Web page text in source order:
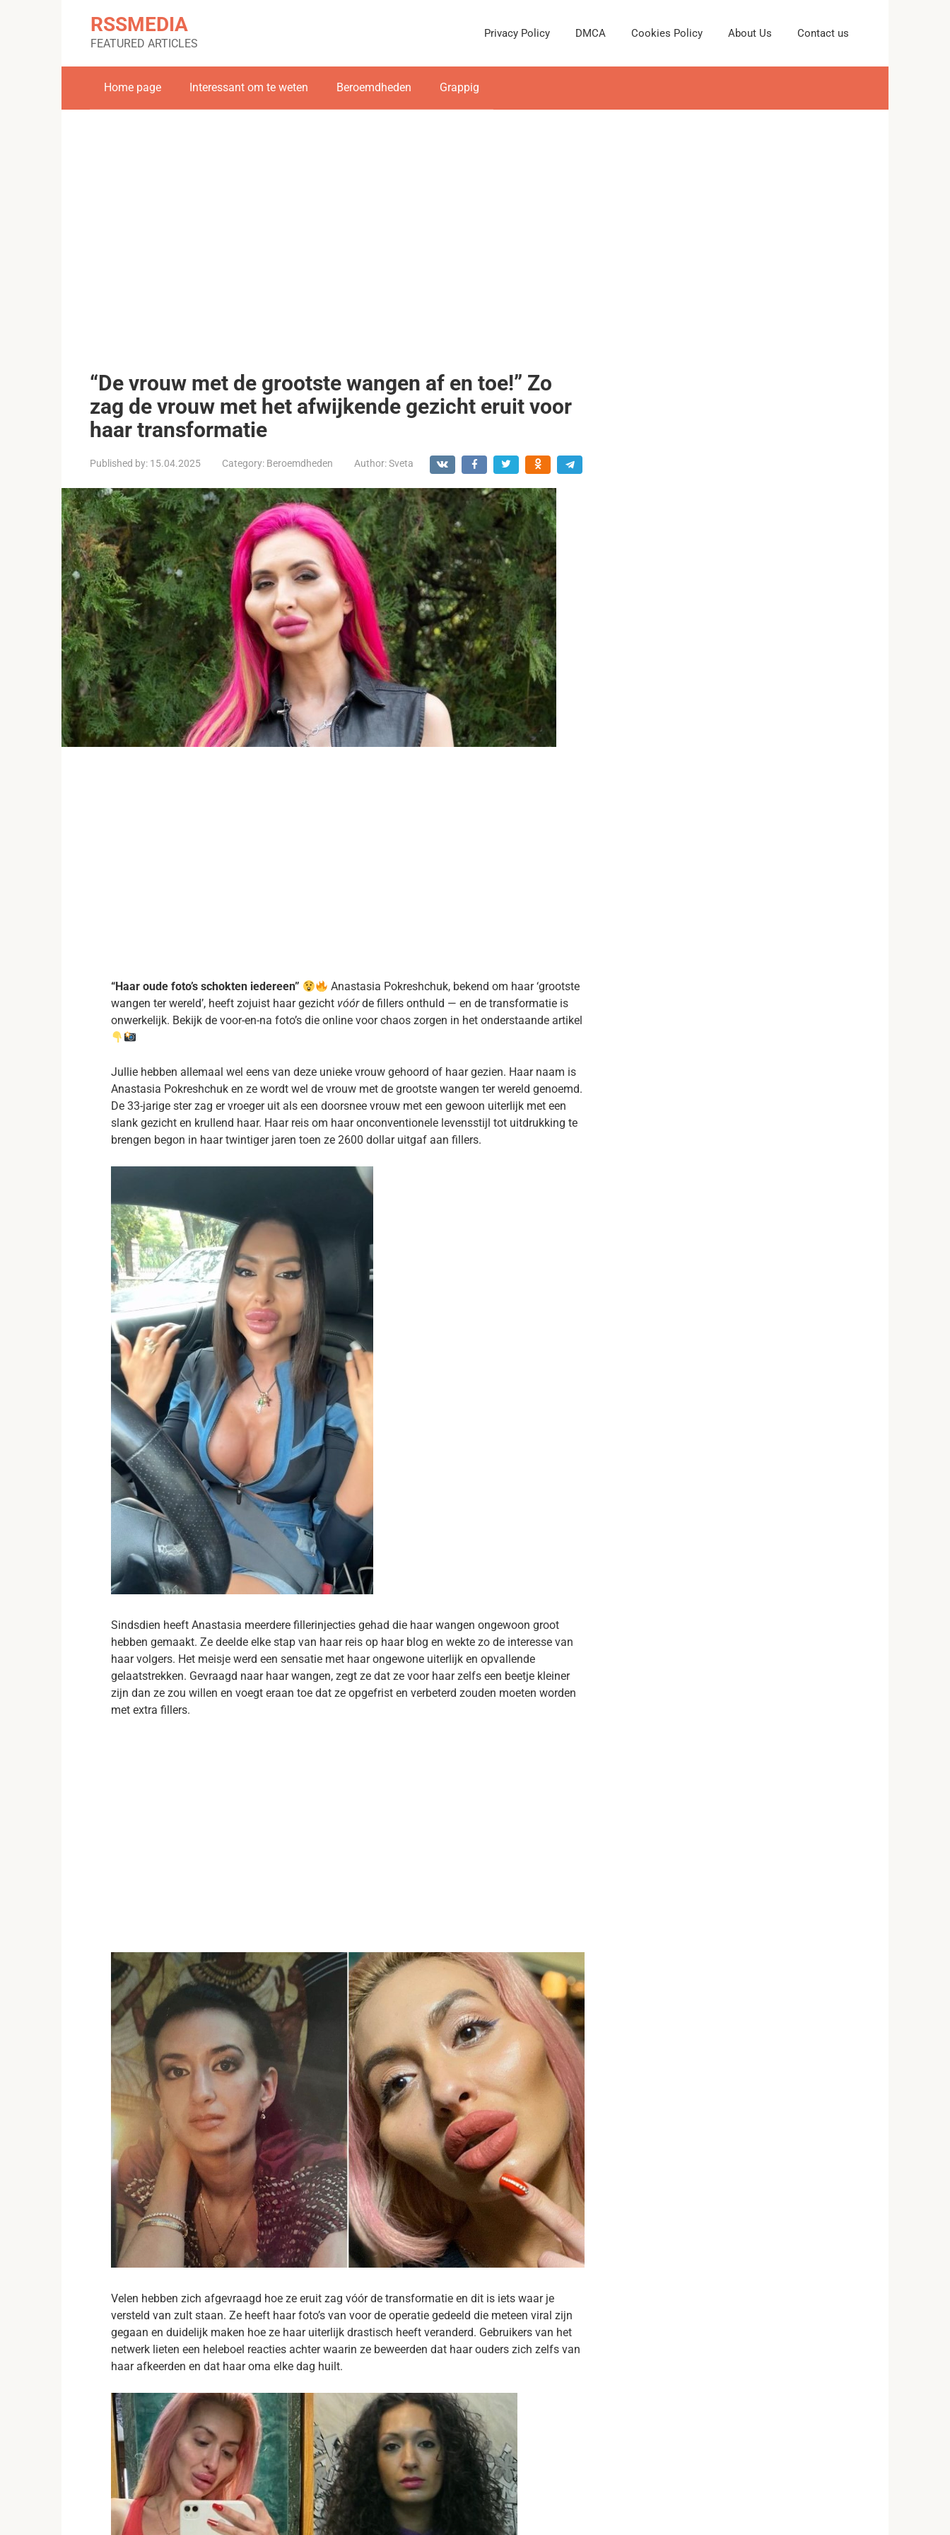
RSSMEDIA
FEATURED ARTICLES
Privacy Policy DMCA Cookies Policy About Us Contact us
Home page Interessant om te weten Beroemdheden Grappig
“De vrouw met de grootste wangen af en toe!” Zo
zag de vrouw met het afwijkende gezicht eruit voor
haar transformatie
Published by: 15.04.2025 Category: Beroemdheden Author:Sveta
“Haar oude foto’s schokten iedereen”
Anastasia Pokreshchuk, bekend om haar ‘grootste
wangen ter wereld’, heeft zojuist haar gezicht vóórde fillers onthuld — en de transformatie is
onwerkelijk. Bekijk de voor-en-na foto’s die online voor chaos zorgen in het onderstaande artikel
Jullie hebben allemaal wel eens van deze unieke vrouw gehoord of haar gezien. Haar naam is
Anastasia Pokreshchuk en ze wordt wel de vrouw met de grootste wangen ter wereld genoemd.
De 33-jarige ster zag er vroeger uit als een doorsnee vrouw met een gewoon uiterlijk met een
slank gezicht en krullend haar. Haar reis om haar onconventionele levensstijl tot uitdrukking te
brengen begon in haar twintiger jaren toen ze 2600 dollar uitgaf aan fillers.
Sindsdien heeft Anastasia meerdere fillerinjecties gehad die haar wangen ongewoon groot
hebben gemaakt. Ze deelde elke stap van haar reis op haar blog en wekte zo de interesse van
haar volgers. Het meisje werd een sensatie met haar ongewone uiterlijk en opvallende
gelaatstrekken. Gevraagd naar haar wangen, zegt ze dat ze voor haar zelfs een beetje kleiner
zijn dan ze zou willen en voegt eraan toe dat ze opgefrist en verbeterd zouden moeten worden
met extra fillers.
Velen hebben zich afgevraagd hoe ze eruit zag vóór de transformatie en dit is iets waar je
versteld van zult staan. Ze heeft haar foto’s van voor de operatie gedeeld die meteen viral zijn
gegaan en duidelijk maken hoe ze haar uiterlijk drastisch heeft veranderd. Gebruikers van het
netwerk lieten een heleboel reacties achter waarin ze beweerden dat haar ouders zich zelfs van
haar afkeerden en dat haar oma elke dag huilt.